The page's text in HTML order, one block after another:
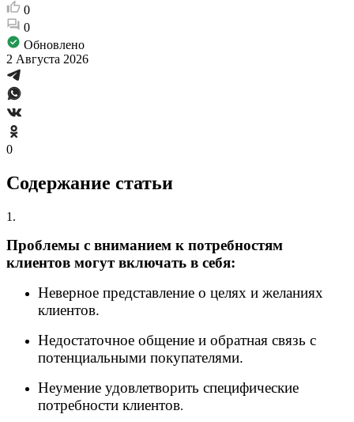
0
0
Обновлено
2 Августа 2026
0
Содержание статьи
1.
Проблемы с вниманием к потребностям
клиентов могут включать в себя:
Неверное представление о целях и желаниях
клиентов.
Недостаточное общение и обратная связь с
потенциальными покупателями.
Неумение удовлетворить специфические
потребности клиентов.